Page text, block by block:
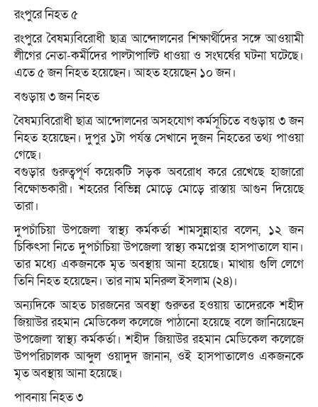
রংপুরে নিহত ৫
রংপুরে বৈষম্যবিরোধী ছাত্র আন্দোলনের শিক্ষার্থীদের সঙ্গে আওয়ামী
লীগের নেতা-কর্মীদের পাল্টাপাল্টি ধাওয়া ও সংঘর্ষের ঘটনা ঘটেছে।
এতে ৫ জন নিহত হয়েছেন। আহত হয়েছেন ১০ জন।
বগুড়ায় ৩ জন নিহত
বৈষম্যবিরোধী ছাত্র আন্দোলনের অসহযোগ কর্মসূচিতে বগুড়ায় ৩ জন
নিহত হয়েছেন। দুপুর ১টা পর্যন্ত সেখানে দুজন নিহতের তথ্য পাওয়া
গেছে।
বগুড়ার গুরুত্বপূর্ণ কয়েকটি সড়ক অবরোধ করে রেখেছে হাজারো
বিক্ষোভকারী। শহরের বিভিন্ন মোড়ে মোড়ে রাস্তায় আগুন দিয়েছে
তারা।
দুপচাঁচিয়া উপজেলা স্বাস্থ্য কর্মকর্তা শামসুন্নাহার বলেন, ১২ জন
চিকিৎসা নিতে দুপচাঁচিয়া উপজেলা স্বাস্থ্য কমপ্লেক্স হাসপাতালে যান।
তার মধ্যে একজনকে মৃত অবস্থায় আনা হয়েছে। মাথায় গুলি লেগে
তিনি নিহত হয়েছেন। তার নাম মনিরুল ইসলাম (২৪)।
অন্যদিকে আহত চারজনের অবস্থা গুরুতর হওয়ায় তাদেরকে শহীদ
জিয়াউর রহমান মেডিকেল কলেজে পাঠানো হয়েছে বলে জানিয়েছেন
উপজেলা স্বাস্থ্য কর্মকর্তা। শহীদ জিয়াউর রহমান মেডিকেল কলেজে
উপপরিচালক আব্দুল ওয়াদুদ জানান, ওই হাসপাতালেও একজনকে
মৃত অবস্থায় আনা হয়েছে।
পাবনায় নিহত ৩